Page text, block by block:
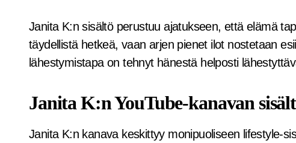
Janita K:n sisältö perustuu ajatukseen, että elämä
täydellistä hetkeä, vaan arjen pienet ilot nostetaan
lähestymistapa on tehnyt hänestä helposti
Janita K:n YouTube-kanavan
Janita K:n kanava keskittyy monipuoliseen lifestyle-